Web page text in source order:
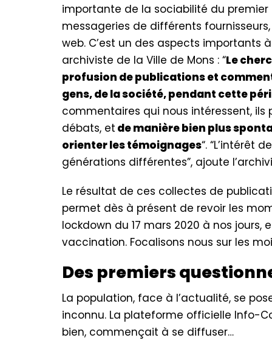
importante de la sociabilité du
messageries de différents
web. C’est un des aspects importants
archiviste de la Ville de Mons : “Le
profusion de publications et
gens, de la société, pendant cette
commentaires qui nous intéressent,
débats, et de manière bien plus
orienter les témoignages“. “L’intérêt
générations différentes”, ajoute
Le résultat de ces collectes de
permet dès à présent de revoir les
lockdown du 17 mars 2020 à nos
vaccination. Focalisons nous sur les
Des premiers
La population, face à l’actualité, se
inconnu. La plateforme officielle Info-
bien, commençait à se diffuser…